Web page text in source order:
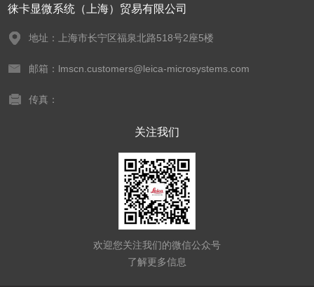
徕卡显微系统（上海）贸易有限公司
地址：上海市长宁区福泉北路518号2座5楼
邮箱：lmscn.customers@leica-microsystems.com
传真：
关注我们
欢迎您关注我们的微信公众号
了解更多信息